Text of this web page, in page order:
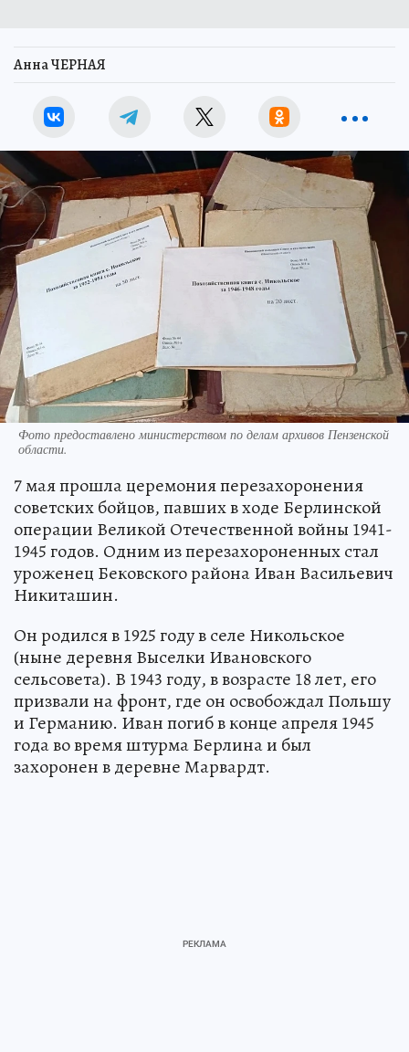
Анна ЧЕРНАЯ
Фото предоставлено министерством по делам архивов Пензенской
области.
7 мая прошла церемония перезахоронения
советских бойцов, павших в ходе Берлинской
операции Великой Отечественной войны 1941-
1945 годов. Одним из перезахороненных стал
уроженец Бековского района Иван Васильевич
Никиташин.
Он родился в 1925 году в селе Никольское
(ныне деревня Выселки Ивановского
сельсовета). В 1943 году, в возрасте 18 лет, его
призвали на фронт, где он освобождал Польшу
и Германию. Иван погиб в конце апреля 1945
года во время штурма Берлина и был
захоронен в деревне Марвардт.